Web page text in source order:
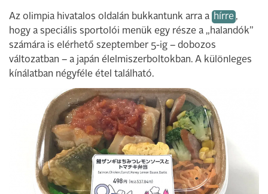
Az olimpia hivatalos oldalán bukkantunk arra a hírre ,
hogy a speciális sportolói menük egy része a „halandók”
számára is elérhető szeptember 5-ig – dobozos
változatban – a japán élelmiszerboltokban. A különleges
kínálatban négyféle étel található.